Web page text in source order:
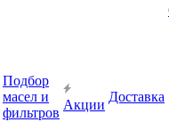
Подбор
масел и
фильтров
Акции
Доставка